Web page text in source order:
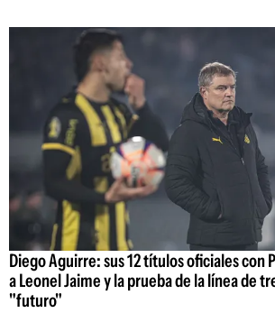
Diego Aguirre: sus 12 títulos oficiales con
a Leonel Jaime y la prueba de la línea de
"futuro"